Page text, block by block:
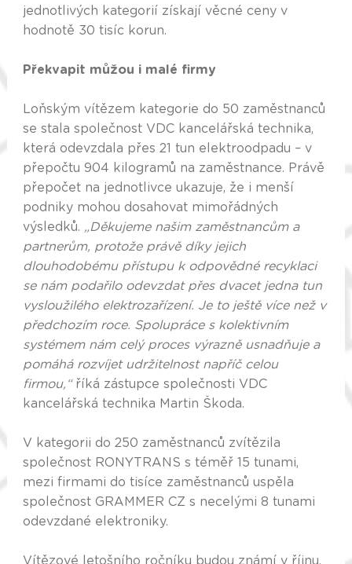
jednotlivých kategorií získají věcné ceny v
hodnotě 30 tisíc korun.
Překvapit můžou i malé firmy
Loňským vítězem kategorie do 50 zaměstnanců
se stala společnost VDC kancelářská technika,
která odevzdala přes 21 tun elektroodpadu – v
přepočtu 904 kilogramů na zaměstnance. Právě
přepočet na jednotlivce ukazuje, že i menší
podniky mohou dosahovat mimořádných
výsledků. „Děkujeme našim zaměstnancům a
partnerům, protože právě díky jejich
dlouhodobému přístupu k odpovědné recyklaci
se nám podařilo odevzdat přes dvacet jedna tun
vysloužilého elektrozařízení. Je to ještě více než v
předchozím roce. Spolupráce s kolektivním
systémem nám celý proces výrazně usnadňuje a
pomáhá rozvíjet udržitelnost napříč celou
firmou,“říká zástupce společnosti VDC
kancelářská technika Martin Škoda.
V kategorii do 250 zaměstnanců zvítězila
společnost RONYTRANS s téměř 15 tunami,
mezi firmami do tisíce zaměstnanců uspěla
společnost GRAMMER CZ s necelými 8 tunami
odevzdané elektroniky.
Vítězové letošního ročníku budou známí v říjnu,